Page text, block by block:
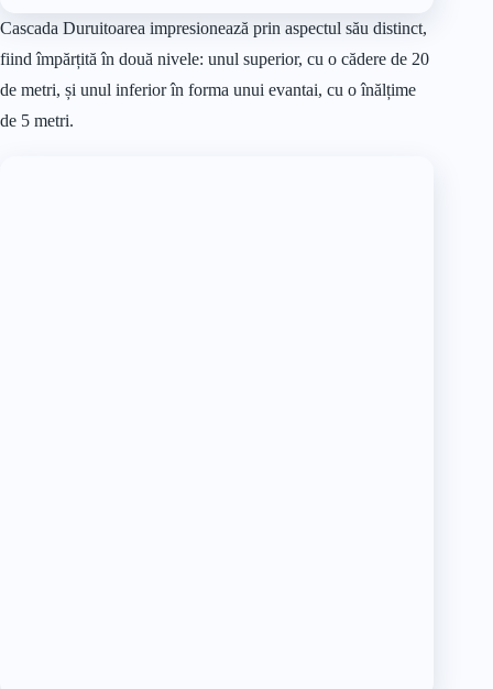
Cascada Duruitoarea impresionează prin aspectul său distinct,
fiind împărțită în două nivele: unul superior, cu o cădere de 20
de metri, și unul inferior în forma unui evantai, cu o înălțime
de 5 metri.